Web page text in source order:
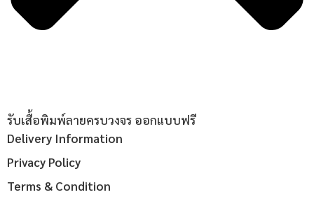
รับเสื้อพิมพ์ลายครบวงจร ออกแบบฟรี
Delivery Information
Privacy Policy
Terms & Condition